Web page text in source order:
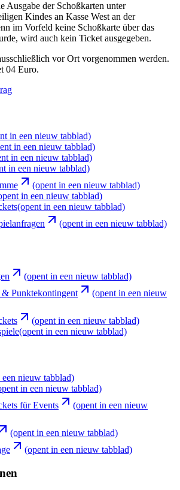
Ausgabe der Schoßkarten unter
Kindes an Kasse West an der
im Vorfeld keine Schoßkarte über das
wird auch kein Ticket ausgegeben.
vor Ort vorgenommen werden.
04 Euro.
in een nieuw tabblad)
in een nieuw tabblad)
in een nieuw tabblad)
in een nieuw tabblad)
(opent in een nieuw tabblad)
in een nieuw tabblad)
(opent in een nieuw tabblad)
(opent in een nieuw tabblad)
(opent in een nieuw tabblad)
Punktekontingent
(opent in een nieuw
(opent in een nieuw tabblad)
(opent in een nieuw tabblad)
nieuw tabblad)
in een nieuw tabblad)
für Events
(opent in een nieuw
(opent in een nieuw tabblad)
(opent in een nieuw tabblad)